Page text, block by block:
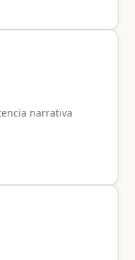
narrativa